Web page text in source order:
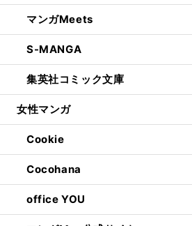
マンガMeets
S-MANGA
集英社コミック文庫
女性マンガ
Cookie
Cocohana
office YOU